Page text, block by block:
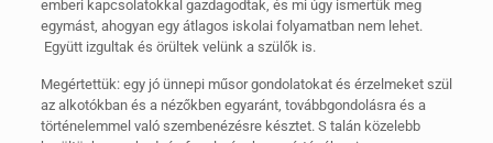
emberi kapcsolatokkal gazdagodtak, és mi úgy ismertük meg
egymást, ahogyan egy átlagos iskolai folyamatban nem lehet.
Együtt izgultak és örültek velünk a szülők is.
Megértettük: egy jó ünnepi műsor gondolatokat és érzelmeket szül
az alkotókban és a nézőkben egyaránt, továbbgondolásra és a
történelemmel való szembenézésre késztet. S talán közelebb